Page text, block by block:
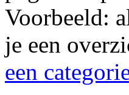
Voorbeeld:
je een
een